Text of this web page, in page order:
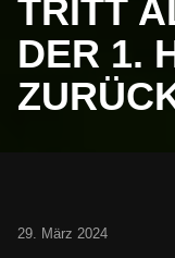
TRITT
DER 1.
29. März 2024